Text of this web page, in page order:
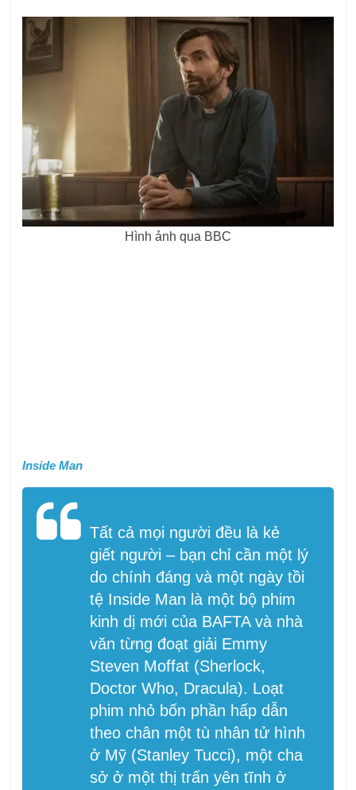
Hình ảnh qua BBC
Inside Man
Tất cả mọi người đều là kẻ
giết người – bạn chỉ cần một lý
do chính đáng và một ngày tồi
tệ Inside Man là một bộ phim
kinh dị mới của BAFTA và nhà
văn từng đoạt giải Emmy
Steven Moffat (Sherlock,
Doctor Who, Dracula). Loạt
phim nhỏ bốn phần hấp dẫn
theo chân một tù nhân tử hình
ở Mỹ (Stanley Tucci), một cha
sở ở một thị trấn yên tĩnh ở